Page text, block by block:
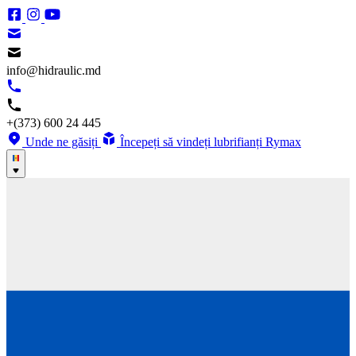
info@hidraulic.md
+(373) 600 24 445
Unde ne găsiți
Începeți să vindeți lubrifianți Rymax